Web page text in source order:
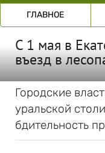
ГЛАВНОЕ
С 1 мая в
въезд в
Городские
уральской
бдительность